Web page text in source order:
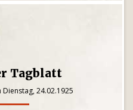
Tagblatt
24.02.1925